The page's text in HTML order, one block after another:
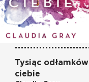
Tysiąc odłamków
ciebie